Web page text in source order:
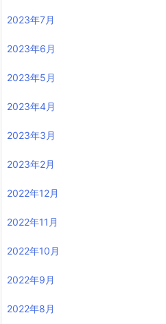
2023年7月
2023年6月
2023年5月
2023年4月
2023年3月
2023年2月
2022年12月
2022年11月
2022年10月
2022年9月
2022年8月